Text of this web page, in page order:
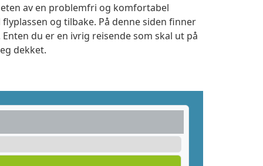
av en problemfri og komfortabel
og tilbake. På denne siden finner
du er en ivrig reisende som skal ut på
dekket.